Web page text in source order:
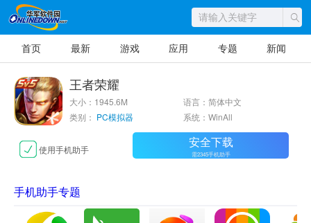
首页 最新 游戏 应用 专题 新闻
王者荣耀
大小：1945.6M
语言：简体中文
类别： PC模拟器 系统：WinAll
使用手机助手 安全下载
需2345手机助手
手机助手专题